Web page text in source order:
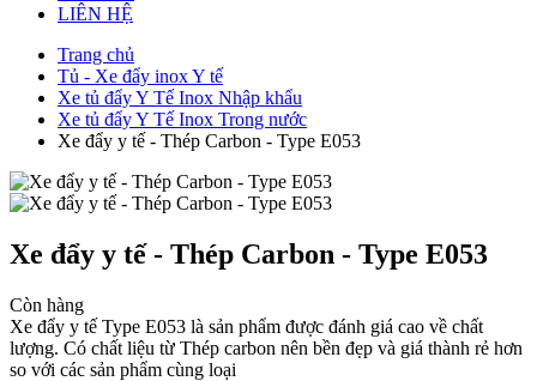
LIÊN HỆ
Trang chủ
Tủ - Xe đẩy inox Y tế
Xe tủ đẩy Y Tế Inox Nhập khẩu
Xe tủ đẩy Y Tế Inox Trong nước
Xe đẩy y tế - Thép Carbon - Type E053
Xe đẩy y tế - Thép Carbon - Type E053
Còn hàng
Xe đẩy y tế Type E053 là sản phẩm được đánh giá cao về chất
lượng. Có chất liệu từ Thép carbon nên bền đẹp và giá thành rẻ hơn
so với các sản phẩm cùng loại